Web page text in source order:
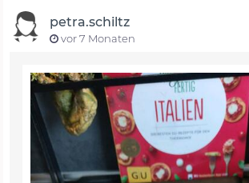
petra.schiltz
vor 7 Monaten